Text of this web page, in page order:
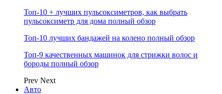
Топ-10 + лучших пульсоксиметров, как выбрать
пульсоксиметр для дома полный обзор
Топ-10 лучших бандажей на колено полный обзор
Топ-9 качественных машинок для стрижки волос и
бороды полный обзор
Prev Next
Авто